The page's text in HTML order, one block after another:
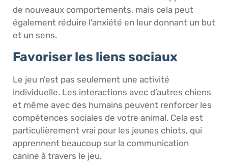
de nouveaux comportements, mais cela peut
également réduire l’anxiété en leur donnant un but
et un sens.
Favoriser les liens sociaux
Le jeu n’est pas seulement une activité
individuelle. Les interactions avec d’autres chiens
et même avec des humains peuvent renforcer les
compétences sociales de votre animal. Cela est
particulièrement vrai pour les jeunes chiots, qui
apprennent beaucoup sur la communication
canine à travers le jeu.